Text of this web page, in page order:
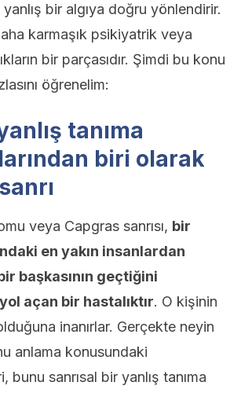
bir algıya doğru yönlendirir.
karmaşık psikiyatrik veya
bir parçasıdır. Şimdi bu konu
öğrenelim:
tanıma
biri olarak
veya Capgras sanrısı, bir
en yakın insanlardan
başkasının geçtiğini
açan bir hastalıktır. O kişinin
inanırlar. Gerçekte neyin
anlama konusundaki
bunu sanrısal bir yanlış tanıma